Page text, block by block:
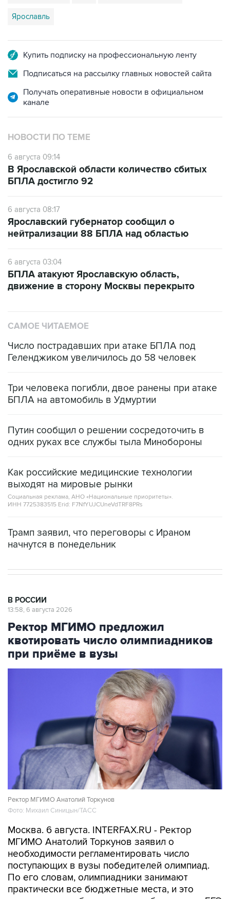
Ярославль
Купить подписку на профессиональную ленту
Подписаться на рассылку главных новостей сайта
Получать оперативные новости в официальном
канале
НОВОСТИ ПО ТЕМЕ
6 августа 09:14
В Ярославской области количество сбитых
БПЛА достигло 92
6 августа 08:17
Ярославский губернатор сообщил о
нейтрализации 88 БПЛА над областью
6 августа 03:04
БПЛА атакуют Ярославскую область,
движение в сторону Москвы перекрыто
САМОЕ ЧИТАЕМОЕ
Число пострадавших при атаке БПЛА под
Геленджиком увеличилось до 58 человек
Три человека погибли, двое ранены при атаке
БПЛА на автомобиль в Удмуртии
Путин сообщил о решении сосредоточить в
одних руках все службы тыла Минобороны
Как российские медицинские технологии
выходят на мировые рынки
Социальная реклама, АНО «Национальные приоритеты».
ИНН 7725383515 Erid: F7NfYUJCUneVdTRF8PRs
Трамп заявил, что переговоры с Ираном
начнутся в понедельник
В РОССИИ
13:58, 6 августа 2026
Ректор МГИМО предложил
квотировать число олимпиадников
при приёме в вузы
Ректор МГИМО Анатолий Торкунов
Фото: Михаил Синицын/ТАСС
Москва. 6 августа. INTERFAX.RU - Ректор
МГИМО Анатолий Торкунов заявил о
необходимости регламентировать число
поступающих в вузы победителей олимпиад.
По его словам, олимпиадники занимают
практически все бюджетные места, и это